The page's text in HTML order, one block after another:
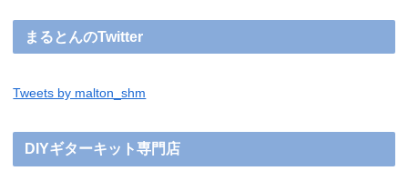
まるとんのTwitter
Tweets by malton_shm
DIYギターキット専門店